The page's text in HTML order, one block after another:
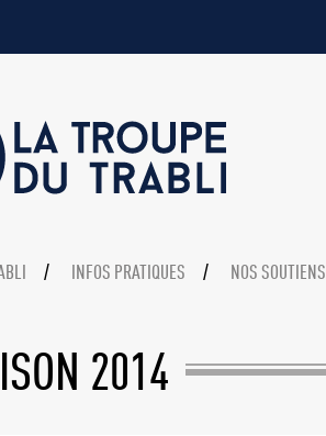
INFOS PRATIQUES NOS SOUTIENS
2014